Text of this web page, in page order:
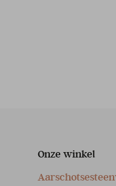
Onze winkel